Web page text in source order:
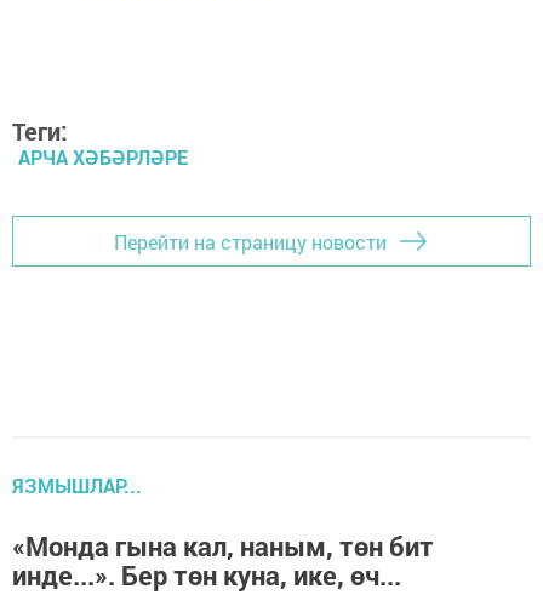
Теги:
АРЧА ХӘБӘРЛӘРЕ
Перейти на страницу новости
ЯЗМЫШЛАР...
«Монда гына кал, наным, төн бит
инде...». Бер төн куна, ике, өч...